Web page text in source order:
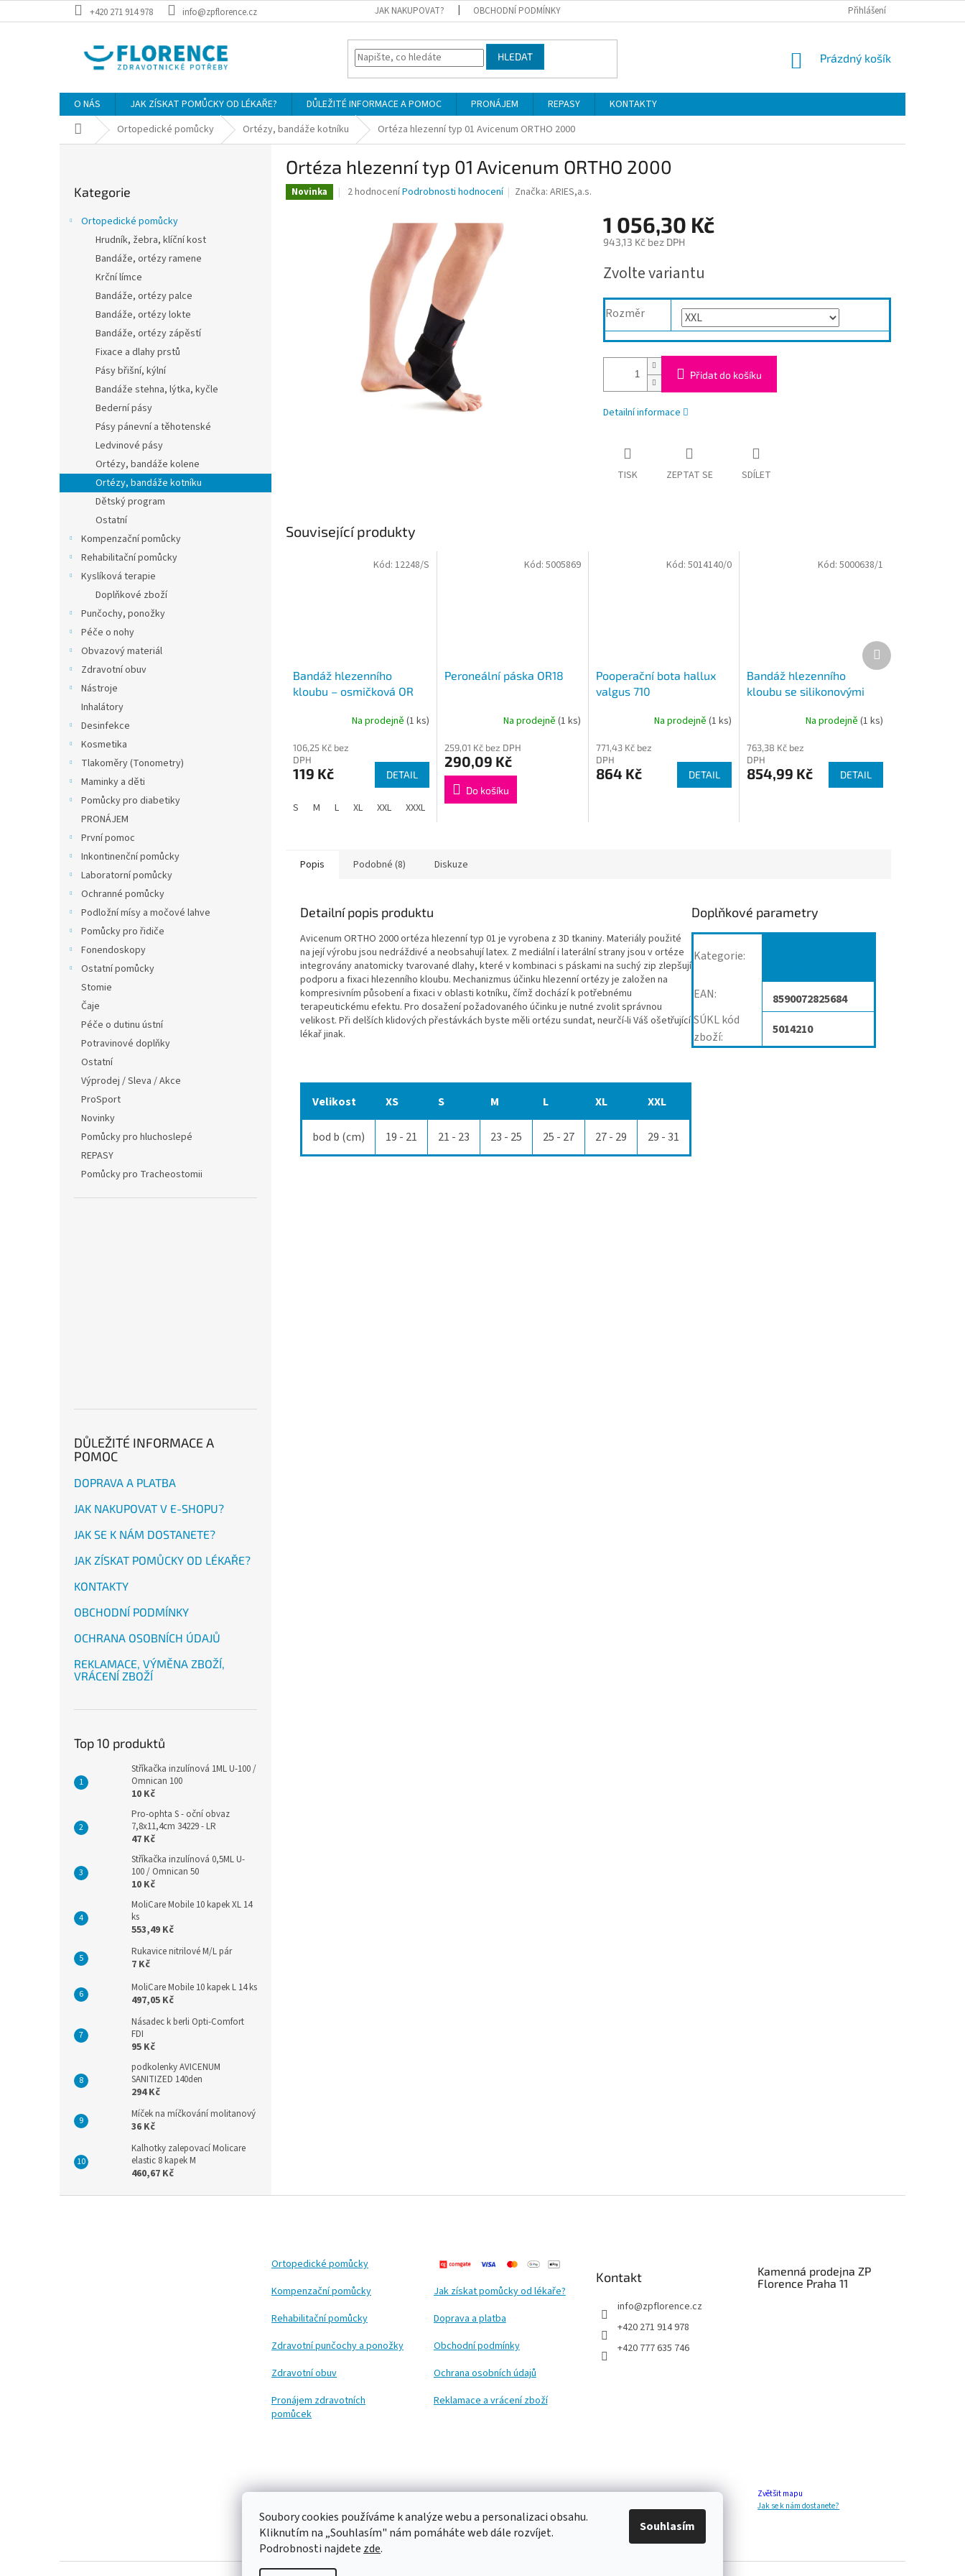
Soubory cookies používáme k analýze webu a personalizaci obsahu.
Kliknutím na „Souhlasím" nám pomáháte web dále rozvíjet.
Podrobnosti najdete zde.
Souhlasím
na
+420 271 914 978 info@zpflorence.cz JAK NAKUPOVAT? OBCHODNÍ PODMÍNKY Přihlášení
HLEDAT
NÁKUPNÍ
Prázdný košík
O NÁS JAK ZÍSKAT POMŮCKY OD LÉKAŘE? DŮLEŽITÉ INFORMACE A POMOC PRONÁJEM REPASY
KONTAKTY
Domů Ortopedické pomůcky Ortézy, bandáže kotníku Ortéza hlezenní typ 01 Avicenum ORTHO 2000
kategorie
Kategorie
Ortopedické pomůcky
Hrudník, žebra, klíční kost
Bandáže, ortézy ramene
Krční límce
Bandáže, ortézy palce
Bandáže, ortézy lokte
Bandáže, ortézy zápěstí
Fixace a dlahy prstů
Pásy břišní, kýlní
Bandáže stehna, lýtka, kyčle
Bederní pásy
Pásy pánevní a těhotenské
Ledvinové pásy
Ortézy, bandáže kolene
Ortézy, bandáže kotníku
Dětský program
Ostatní
Kompenzační pomůcky
Rehabilitační pomůcky
Kyslíková terapie
Doplňkové zboží
Punčochy, ponožky
Péče o nohy
Obvazový materiál
Zdravotní obuv
Nástroje
Inhalátory
Desinfekce
Kosmetika
Tlakoměry (Tonometry)
Maminky a děti
Pomůcky pro diabetiky
PRONÁJEM
První pomoc
Inkontinenční pomůcky
Laboratorní pomůcky
Ochranné pomůcky
Podložní mísy a močové lahve
Pomůcky pro řidiče
Fonendoskopy
Ostatní pomůcky
Stomie
Čaje
Péče o dutinu ústní
Potravinové doplňky
Ostatní
Výprodej / Sleva / Akce
ProSport
Novinky
Pomůcky pro hluchoslepé
REPASY
Pomůcky pro Tracheostomii
DŮLEŽITÉ INFORMACE A
POMOC
DOPRAVA A PLATBA
JAK NAKUPOVAT V E-SHOPU?
JAK SE K NÁM DOSTANETE?
JAK ZÍSKAT POMŮCKY OD LÉKAŘE?
KONTAKTY
OBCHODNÍ PODMÍNKY
OCHRANA OSOBNÍCH ÚDAJŮ
REKLAMACE, VÝMĚNA ZBOŽÍ,
VRÁCENÍ ZBOŽÍ
Top 10 produktů
Stříkačka inzulínová 1ML U-100 /
Omnican 100
10 Kč
Pro-ophta S - oční obvaz
7,8x11,4cm 34229 - LR
47 Kč
Stříkačka inzulínová 0,5ML U-
100 / Omnican 50
10 Kč
MoliCare Mobile 10 kapek XL 14
ks
553,49 Kč
Rukavice nitrilové M/L pár
7 Kč
MoliCare Mobile 10 kapek L 14 ks
497,05 Kč
Násadec k berli Opti-Comfort
FDI
95 Kč
podkolenky AVICENUM
SANITIZED 140den
294 Kč
Míček na míčkování molitanový
36 Kč
Kalhotky zalepovací Molicare
elastic 8 kapek M
460,67 Kč
Ortéza hlezenní typ 01 Avicenum ORTHO 2000
Novinka
Průměrné
hvězdiček.
2 hodnoceníPodrobnosti hodnocení Značka:ARIES,a.s.
1 056,30 Kč
943,13 Kč bez DPH
cena:
Zvolte variantu
Rozměr
Přidat do košíku
Detailní informace
TISK ZEPTAT SE SDÍLET
Související produkty
Bandáž hlezenního
kloubu – osmičková OR
Na prodejně (1 ks)
106,25 Kč bez
DPH
119 Kč DETAIL
S M L XL XXL XXXL
Kód: 12248/S
Peroneální páska OR18
Na prodejně (1 ks)
259,01 Kč bez DPH
290,09 Kč
Do košíku
Kód: 5005869
Pooperační bota hallux
valgus 710
produktu
je
4,3
Na prodejně(1 ks)
771,43 Kč bez
DPH
864 Kč DETAIL
Kód:5014140/0
Bandáž hlezenního
kloubu se silikonovými
Na prodejně (1 ks)
763,38 Kč bez
DPH
854,99 Kč DETAIL
Kód: 5000638/1
Další
produkt
Popis Podobné (8) Diskuze
Detailní popis produktu
Avicenum ORTHO 2000 ortéza hlezenní typ 01 je vyrobena z 3D tkaniny. Materiály použité
na její výrobu jsou nedráždivé a neobsahují latex. Z mediální i laterální strany jsou v ortéze
integrovány anatomicky tvarované dlahy, které v kombinaci s páskami na suchý zip zlepšují
podporu a fixaci hlezenního kloubu. Mechanizmus účinku hlezenní ortézy je založen na
kompresivním působení a fixaci v oblasti kotníku, čímž dochází k potřebnému
terapeutickému efektu. Pro dosažení požadovaného účinku je nutné zvolit správnou
velikost. Při delších klidových přestávkách byste měli ortézu sundat, neurčí-li Váš ošetřující
lékař jinak.
Velikost XS S M L XL XXL
bod b (cm) 19 - 21 21 - 23 23 - 25 25 - 27 27 - 29 29 - 31
Doplňkové parametry
Kategorie:
EAN:
8590072825684
SÚKL kód
zboží: 5014210
Ortopedické pomůcky
Kompenzační pomůcky
Rehabilitační pomůcky
Zdravotní punčochy a ponožky
Zdravotní obuv
Pronájem zdravotních
pomůcek
Jak získat pomůcky od lékaře?
Doprava a platba
Obchodní podmínky
Ochrana osobních údajů
Reklamace a vrácení zboží
Kontakt
info@zpflorence.cz
+420 271 914 978
+420 777 635 746
Kamenná prodejna ZP
Florence Praha 11
Zvětšit mapu
Jak se k nám dostanete?